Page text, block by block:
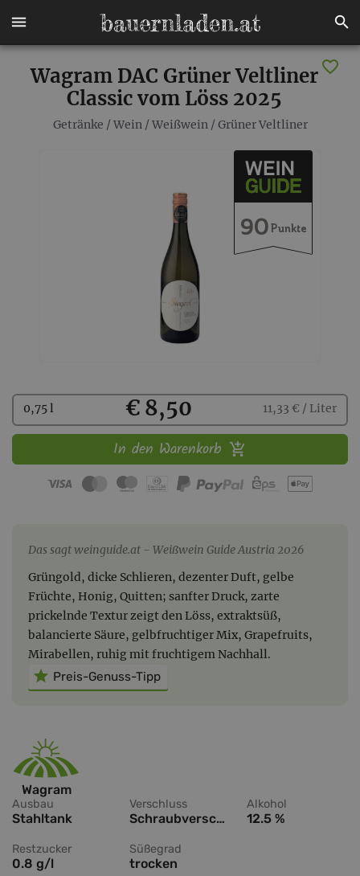
Wagram DAC Grüner Veltliner
Classic vom Löss 2025
Getränke / Wein/ Weißwein/ Grüner Veltliner
90Punkte
Kaufen
0,75 l € 8,50 11,33 € / Liter
In den Warenkorb
Das sagt weinguide.at
Weißwein Guide Austria 2026
Grüngold, dicke Schlieren, dezenter Duft, gelbe
Früchte, Honig, Quitten; sanfter Druck, zarte
prickelnde Textur zeigt den Löss, extraktsüß,
balancierte Säure, gelbfruchtiger Mix, Grapefruits,
Mirabellen, ruhig mit fruchtigem Nachhall.
Preis-Genuss-Tipp
Wagram
Ausbau
Stahltank
Verschluss
Schraubverschluss
Alkohol
12.5 %
Restzucker
0.8 g/l
Süßegrad
trocken